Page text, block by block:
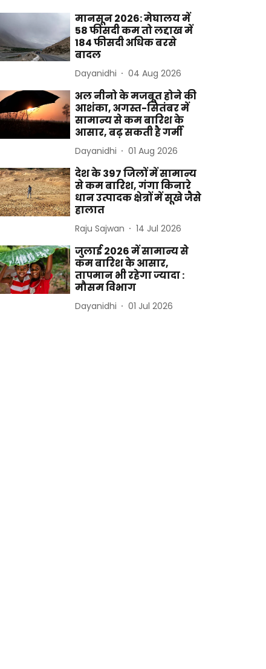
मानसून 2026: मेघालय में
58 फीसदी कम तो लद्दाख में
184 फीसदी अधिक बरसे
बादल
Dayanidhi 04 Aug 2026
अल नीनो के मजबूत होने की
आशंका, अगस्त-सितंबर में
सामान्य से कम बारिश के
आसार, बढ़ सकती है गर्मी
Dayanidhi 01 Aug 2026
देश के 397 जिलों में सामान्य
से कम बारिश, गंगा किनारे
धान उत्पादक क्षेत्रों में सूखे जैसे
हालात
Raju Sajwan 14 Jul 2026
जुलाई 2026 में सामान्य से
कम बारिश के आसार,
तापमान भी रहेगा ज्यादा :
मौसम विभाग
Dayanidhi 01 Jul 2026